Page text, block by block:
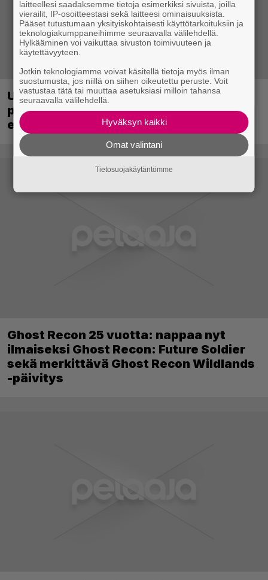
Ubisoft vahvisti uuden Ghost Recon -
pelin – kutsuu pelaajat mukaan
ennakkotestiin
Ghost Recon 25 vuotta: nappaa nyt
ilmaiseksi Ghost Recon: Future Soldier
sekä merkittävä Ghost Recon Wildlands
-päivitys
laitteellesi saadaksemme tietoja esimerkiksi sivuista, joilla
vierailit, IP-osoitteestasi sekä laitteesi ominaisuuksista.
Pääset tutustumaan yksityiskohtaisesti käyttötarkoituksiin ja
teknologiakumppaneihimme seuraavalla välilehdellä.
Hylkääminen voi vaikuttaa sivuston toimivuuteen ja
käytettävyyteen.
Jotkin teknologiamme voivat käsitellä tietoja myös ilman
suostumusta, jos niillä on siihen oikeutettu peruste. Voit
vastustaa tätä tai muuttaa asetuksiasi milloin tahansa
seuraavalla välilehdellä.
Hyväksyn kaikki
Omat valintani
Tietosuojakäytäntömme